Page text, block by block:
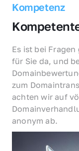
Kompetenz
Es ist bei
für Sie da, und
zum
achten wir auf
anonym ab.